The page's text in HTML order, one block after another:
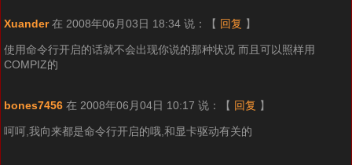
Xuander 在 2008年06月03日 18:34 说： 【 回复 】
使用命令行开启的话就不会出现你说的那种状况 而且可以照样用
COMPIZ的
bones7456 在 2008年06月04日 10:17 说： 【 回复 】
呵呵,我向来都是命令行开启的哦,和显卡驱动有关的